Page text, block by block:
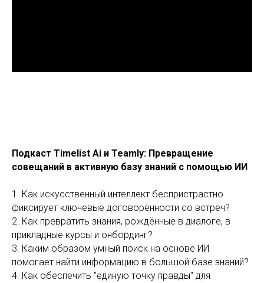
Подкаст Timelist Ai и Teamly: Превращение
совещаний в активную базу знаний с помощью ИИ
1. Как искусственный интеллект беспристрастно
фиксирует ключевые договорённости со встреч?
2. Как превратить знания, рождённые в диалоге, в
прикладные курсы и онбординг?
3. Каким образом умный поиск на основе ИИ
помогает найти информацию в большой базе знаний?
4. Как обеспечить "единую точку правды" для